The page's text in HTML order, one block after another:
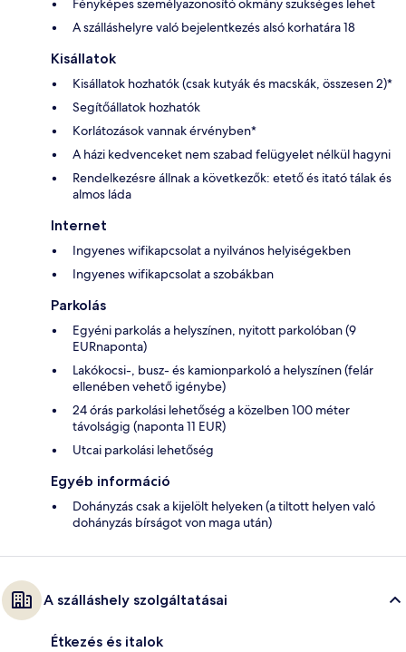
Fényképes személyazonosító okmány szükséges lehet
A szálláshelyre való bejelentkezés alsó korhatára 18
Kisállatok
Kisállatok hozhatók (csak kutyák és macskák, összesen 2)*
Segítőállatok hozhatók
Korlátozások vannak érvényben*
A házi kedvenceket nem szabad felügyelet nélkül hagyni
Rendelkezésre állnak a következők: etető és itató tálak és
almos láda
Internet
Ingyenes wifikapcsolat a nyilvános helyiségekben
Ingyenes wifikapcsolat a szobákban
Parkolás
Egyéni parkolás a helyszínen, nyitott parkolóban (9
EURnaponta)
Lakókocsi-, busz- és kamionparkoló a helyszínen (felár
ellenében vehető igénybe)
24 órás parkolási lehetőség a közelben 100 méter
távolságig (naponta 11 EUR)
Utcai parkolási lehetőség
Egyéb információ
Dohányzás csak a kijelölt helyeken (a tiltott helyen való
dohányzás bírságot von maga után)
A szálláshely szolgáltatásai
Étkezés és italok